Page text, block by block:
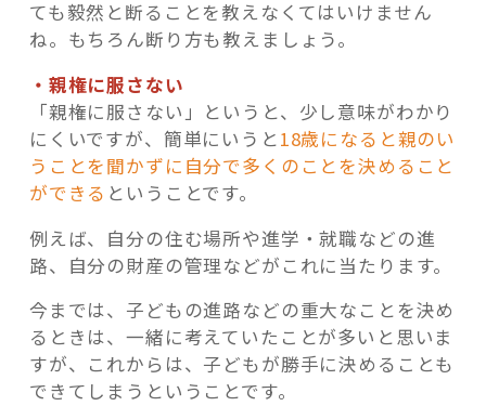
ても毅然と断ることを教えなくてはいけません
ね。もちろん断り方も教えましょう。
・親権に服さない
「親権に服さない」というと、少し意味がわかり
にくいですが、簡単にいうと18歳になると親のい
うことを聞かずに自分で多くのことを決めること
ができる ということです。
例えば、自分の住む場所や進学・就職などの進
路、自分の財産の管理などがこれに当たります。
今までは、子どもの進路などの重大なことを決め
るときは、一緒に考えていたことが多いと思いま
すが、これからは、子どもが勝手に決めることも
できてしまうということです。